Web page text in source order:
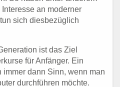
an moderner
sich diesbezüglich
ist das Ziel
für Anfänger. Ein
immer dann Sinn, wenn man
durchführen möchte.